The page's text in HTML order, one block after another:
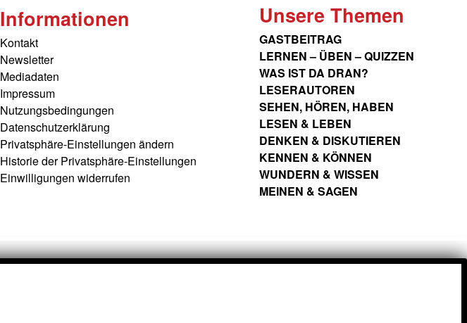
Informationen
Kontakt
Newsletter
Mediadaten
Impressum
Nutzungsbedingungen
Datenschutzerklärung
Privatsphäre-Einstellungen ändern
Historie der Privatsphäre-Einstellungen
Einwilligungen widerrufen
Unsere Themen
GASTBEITRAG
LERNEN – ÜBEN – QUIZZEN
WAS IST DA DRAN?
LESERAUTOREN
SEHEN, HÖREN, HABEN
LESEN & LEBEN
DENKEN & DISKUTIEREN
KENNEN & KÖNNEN
WUNDERN & WISSEN
MEINEN & SAGEN